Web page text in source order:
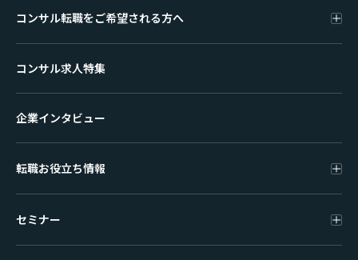
コンサル転職をご希望される方へ
コンサル求人特集
企業インタビュー
転職お役立ち情報
セミナー